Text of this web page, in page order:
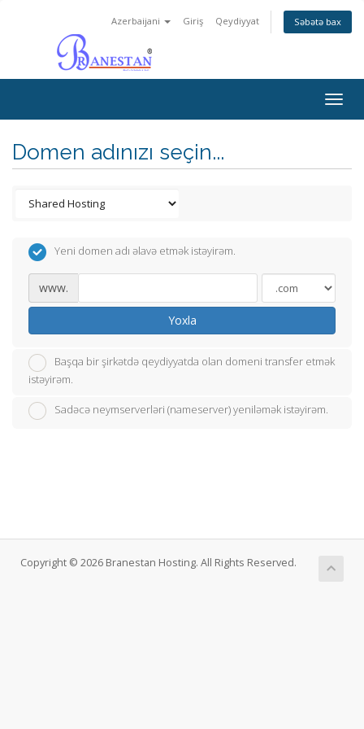
Azerbaijani Giriş Qeydiyyat Səbətə bax
Domen adınızı seçin...
Yeni domen adı əlavə etmək istəyirəm.
www.
Yoxla
Başqa bir şirkətdə qeydiyyatda olan domeni transfer etmək
istəyirəm.
Sadəcə neymserverləri (nameserver) yeniləmək istəyirəm.
Copyright © 2026 Branestan Hosting. All Rights Reserved.